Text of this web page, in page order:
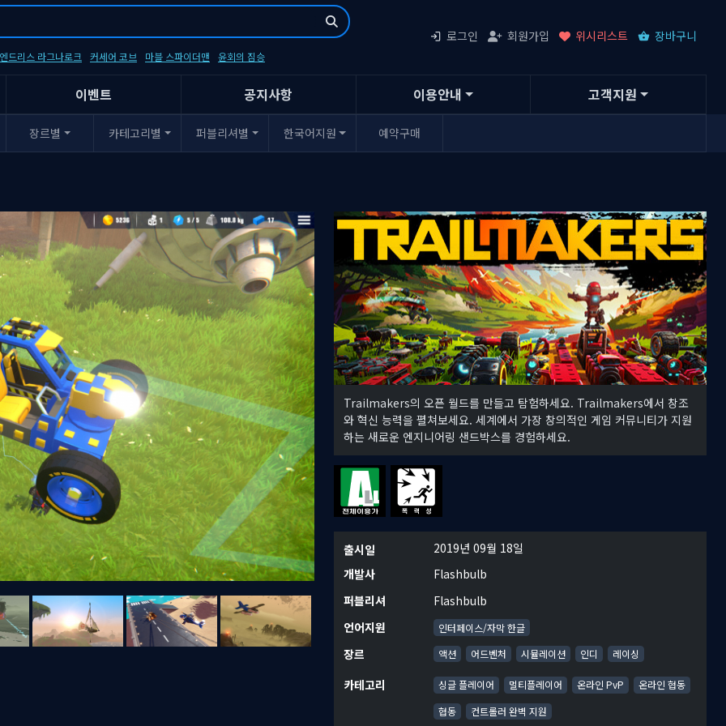
드리스 라그나로크 커세어 코브 마블 스파이더맨 윤회의 짐승
로그인 회원가입 위시리스트 장바구니
이벤트 공지사항 이용안내 고객지원
장르별 카테고리별 퍼블리셔별 한국어지원 예약구매
Trailmakers의 오픈 월드를 만들고 탐험하세요. Trailmakers에서 창조
와 혁신 능력을 펼쳐보세요. 세계에서 가장 창의적인 게임 커뮤니티가 지원
하는 새로운 엔지니어링 샌드박스를 경험하세요.
출시일
2019년 09월 18일
개발사
Flashbulb
퍼블리셔
Flashbulb
언어지원
인터페이스/자막 한글
장르 액션 어드벤처 시뮬레이션 인디 레이싱
카테고리 싱글 플레이어 멀티플레이어 온라인 PvP
온라인 협동
협동
컨트롤러 완벽 지원